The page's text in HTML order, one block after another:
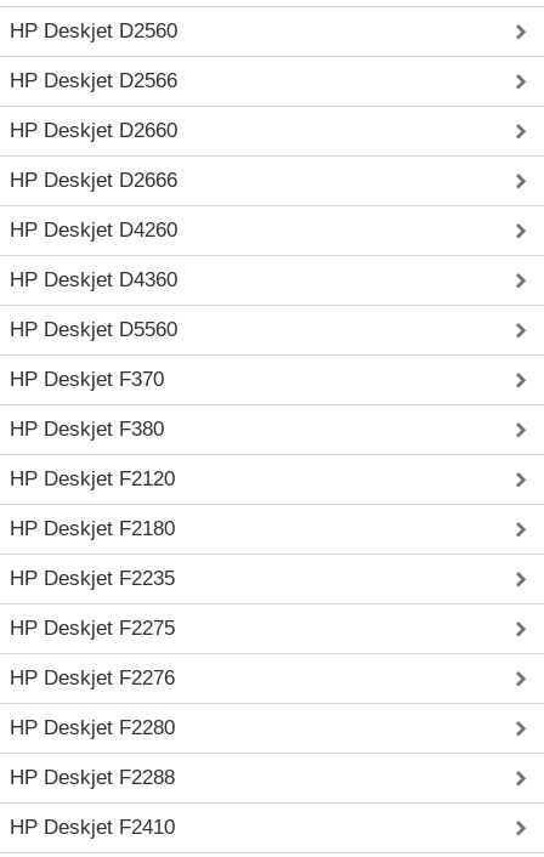
HP Deskjet D2560
HP Deskjet D2566
HP Deskjet D2660
HP Deskjet D2666
HP Deskjet D4260
HP Deskjet D4360
HP Deskjet D5560
HP Deskjet F370
HP Deskjet F380
HP Deskjet F2120
HP Deskjet F2180
HP Deskjet F2235
HP Deskjet F2275
HP Deskjet F2276
HP Deskjet F2280
HP Deskjet F2288
HP Deskjet F2410